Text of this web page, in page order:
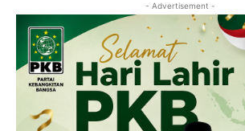
- Advertisement -